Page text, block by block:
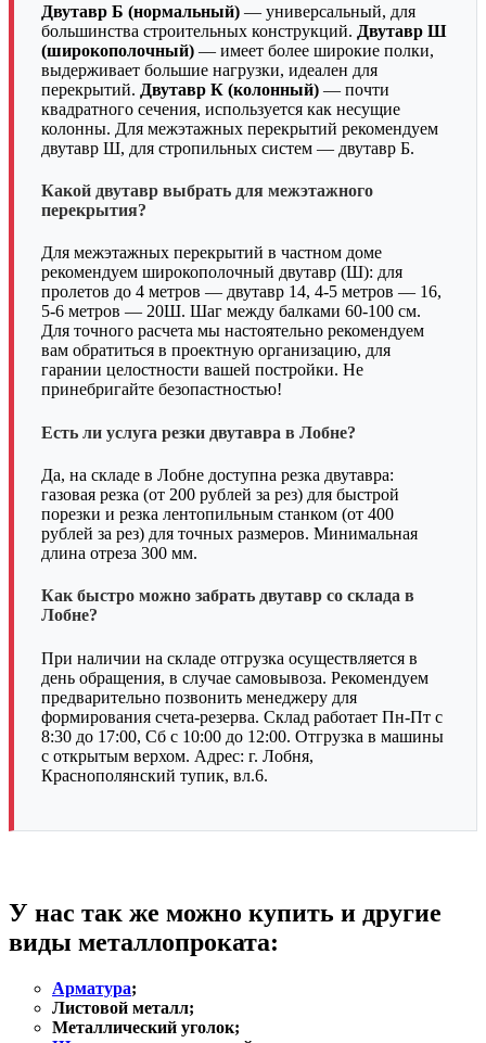
Двутавр Б (нормальный) — универсальный, для
большинства строительных конструкций. Двутавр Ш
(широкополочный) — имеет более широкие полки,
выдерживает большие нагрузки, идеален для
перекрытий. Двутавр К (колонный) — почти
квадратного сечения, используется как несущие
колонны. Для межэтажных перекрытий рекомендуем
двутавр Ш, для стропильных систем — двутавр Б.
Какой двутавр выбрать для межэтажного
перекрытия?
Для межэтажных перекрытий в частном доме
рекомендуем широкополочный двутавр (Ш): для
пролетов до 4 метров — двутавр 14, 4-5 метров — 16,
5-6 метров — 20Ш. Шаг между балками 60-100 см.
Для точного расчета мы настоятельно рекомендуем
вам обратиться в проектную организацию, для
гарании целостности вашей постройки. Не
принебригайте безопастностью!
Есть ли услуга резки двутавра в Лобне?
Да, на складе в Лобне доступна резка двутавра:
газовая резка (от 200 рублей за рез) для быстрой
порезки и резка лентопильным станком (от 400
рублей за рез) для точных размеров. Минимальная
длина отреза 300 мм.
Как быстро можно забрать двутавр со склада в
Лобне?
При наличии на складе отгрузка осуществляется в
день обращения, в случае самовывоза. Рекомендуем
предварительно позвонить менеджеру для
формирования счета-резерва. Склад работает Пн-Пт с
8:30 до 17:00, Сб с 10:00 до 12:00. Отгрузка в машины
с открытым верхом. Адрес: г. Лобня,
Краснополянский тупик, вл.6.
У нас так же можно купить и другие
виды металлопроката:
Арматура;
Листовой металл;
Металлический уголок;